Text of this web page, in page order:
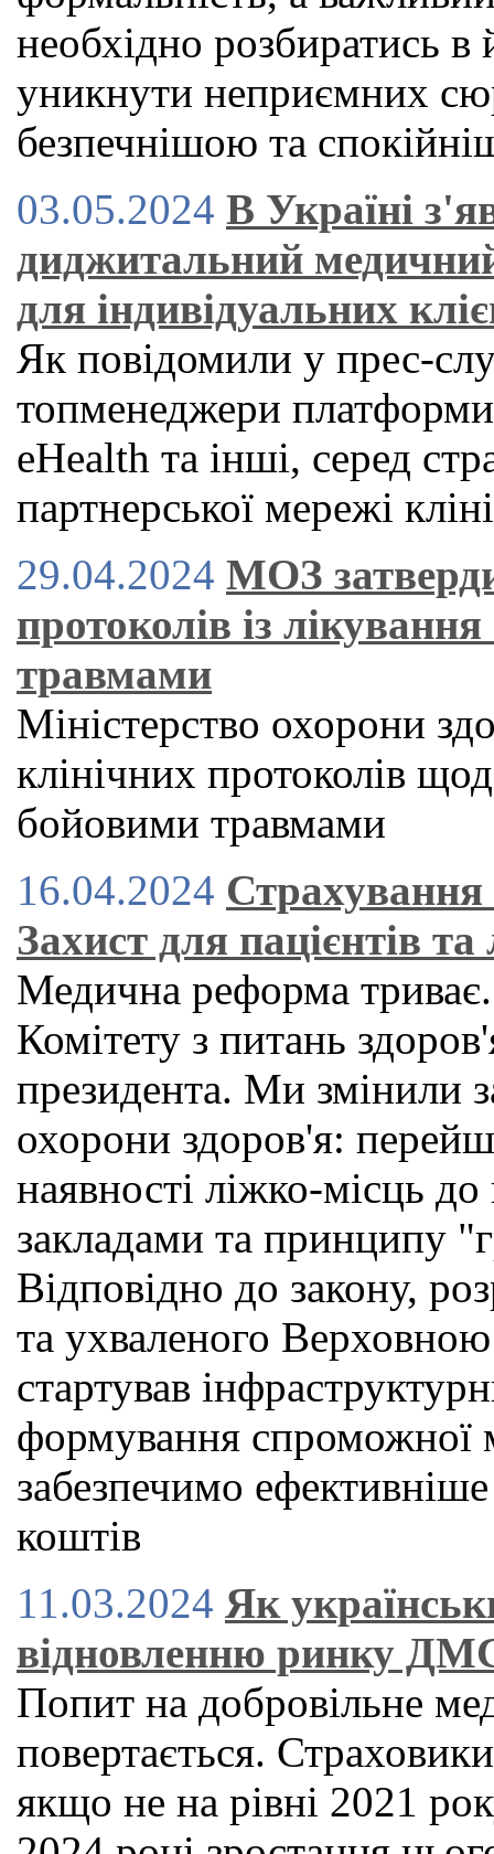
необхідно розбиратись в
уникнути неприємних
безпечнішою та
03.05.2024 В Україні
диджитальний
для індивідуальних
Як повідомили у прес-
топменеджери
eHealth та інші, серед
партнерської мережі
29.04.2024 МОЗ
протоколів із
травмами
Міністерство охорони
клінічних протоколів
бойовими травмами
16.04.2024 Страхування
Захист для пацієнтів та
Медична реформа
Комітету з питань
президента. Ми змінили
охорони здоров'я:
наявності ліжко-місць
закладами та принципу
Відповідно до закону,
та ухваленого
стартував
формування спроможної
забезпечимо
коштів
11.03.2024 Як
відновленню ринку
Попит на добровільне
повертається.
якщо не на рівні 2021